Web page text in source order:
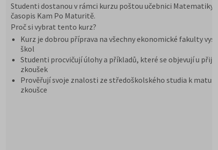
Studenti dostanou v rámci kurzu poštou učebnici Matematiky
časopis Kam Po Maturitě.
Proč si vybrat tento kurz?
Kurz je dobrou příprava na všechny ekonomické fakulty
škol
Studenti procvičují úlohy a příkladů, které se objevují u
zkoušek
Prověřují svoje znalosti ze středoškolského studia k
zkoušce